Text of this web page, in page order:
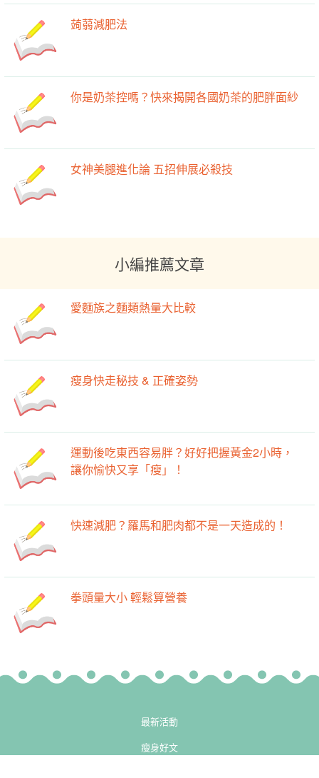
蒟蒻減肥法
你是奶茶控嗎？快來揭開各國奶茶的肥胖面紗
女神美腿進化論 五招伸展必殺技
小編推薦文章
愛麵族之麵類熱量大比較
瘦身快走秘技 & 正確姿勢
運動後吃東西容易胖？好好把握黃金2小時，
讓你愉快又享「瘦」！
快速減肥？羅馬和肥肉都不是一天造成的！
拳頭量大小 輕鬆算營養
最新活動
瘦身好文